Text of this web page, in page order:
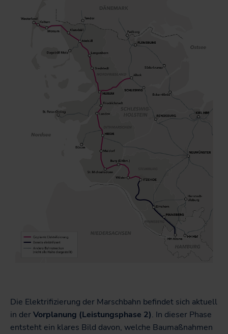
Die Elektrifizierung der Marschbahn befindet sich aktuell
in derVorplanung (Leistungsphase 2). In dieser Phase
entsteht ein klares Bild davon, welche Baumaßnahmen